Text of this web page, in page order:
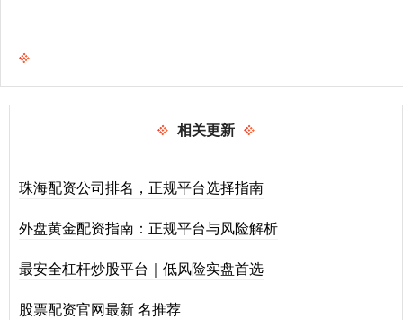
相关更新
珠海配资公司排名，正规平台选择指南
外盘黄金配资指南：正规平台与风险解析
最安全杠杆炒股平台｜低风险实盘首选
股票配资官网最新 名推荐